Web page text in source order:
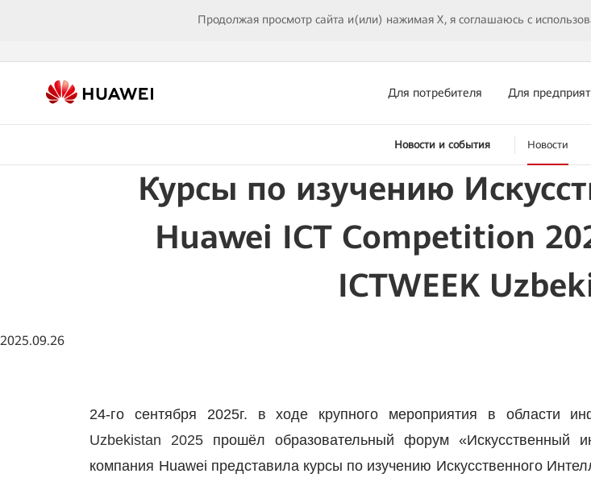
Продолжая просмотр сайта и(или) нажимая X, я соглашаюсь с
Для потребителя Для
Новости и события Новости
Курсы по изучению
Huawei ICT Competition
ICTWEEK
2025.09.26
24-го сентября 2025г. в ходе крупного мероприятия в области
Uzbekistan 2025 прошёл образовательный форум «Искусственный
компания Huawei представила курсы по изучению Искусственного